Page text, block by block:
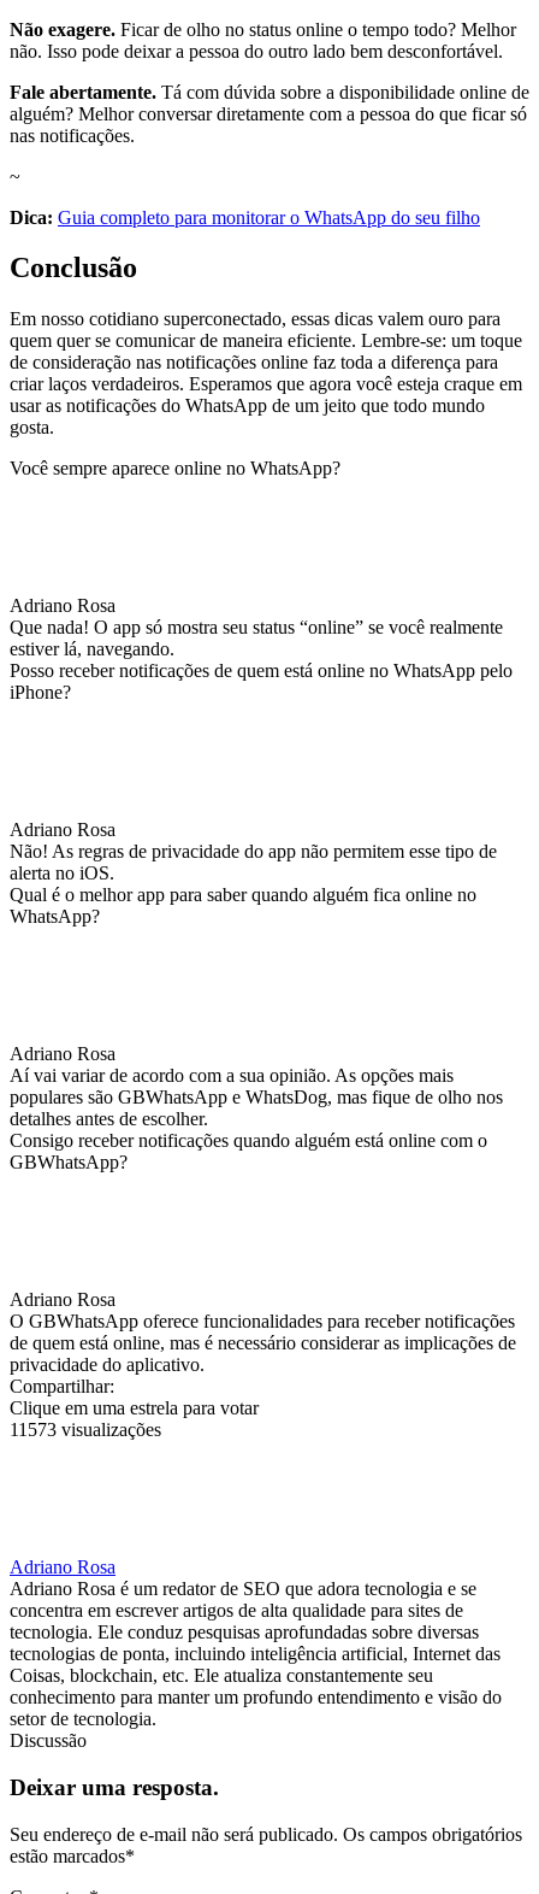
Não exagere. Ficar de olho no status online o tempo todo? Melhor
não. Isso pode deixar a pessoa do outro lado bem desconfortável.
Fale abertamente. Tá com dúvida sobre a disponibilidade online de
alguém? Melhor conversar diretamente com a pessoa do que ficar só
nas notificações.
~
Dica: Guia completo para monitorar o WhatsApp do seu filho
Conclusão
Em nosso cotidiano superconectado, essas dicas valem ouro para
quem quer se comunicar de maneira eficiente. Lembre-se: um toque
de consideração nas notificações online faz toda a diferença para
criar laços verdadeiros. Esperamos que agora você esteja craque em
usar as notificações do WhatsApp de um jeito que todo mundo
gosta.
Você sempre aparece online no WhatsApp?
Adriano Rosa
Que nada! O app só mostra seu status “online” se você realmente
estiver lá, navegando.
Posso receber notificações de quem está online no WhatsApp pelo
iPhone?
Adriano Rosa
Não! As regras de privacidade do app não permitem esse tipo de
alerta no iOS.
Qual é o melhor app para saber quando alguém fica online no
WhatsApp?
Adriano Rosa
Aí vai variar de acordo com a sua opinião. As opções mais
populares são GBWhatsApp e WhatsDog, mas fique de olho nos
detalhes antes de escolher.
Consigo receber notificações quando alguém está online com o
GBWhatsApp?
Adriano Rosa
O GBWhatsApp oferece funcionalidades para receber notificações
de quem está online, mas é necessário considerar as implicações de
privacidade do aplicativo.
Compartilhar:
Clique em uma estrela para votar
11573 visualizações
Adriano Rosa
Adriano Rosa é um redator de SEO que adora tecnologia e se
concentra em escrever artigos de alta qualidade para sites de
tecnologia. Ele conduz pesquisas aprofundadas sobre diversas
tecnologias de ponta, incluindo inteligência artificial, Internet das
Coisas, blockchain, etc. Ele atualiza constantemente seu
conhecimento para manter um profundo entendimento e visão do
setor de tecnologia.
Discussão
Deixar uma resposta.
Seu endereço de e-mail não será publicado. Os campos obrigatórios
estão marcados*